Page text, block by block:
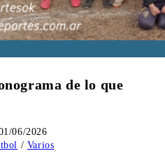
de lo que
06/2026
/ Varios